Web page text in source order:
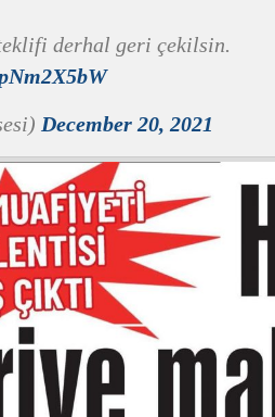
derhal geri çekilsin.
December 20, 2021